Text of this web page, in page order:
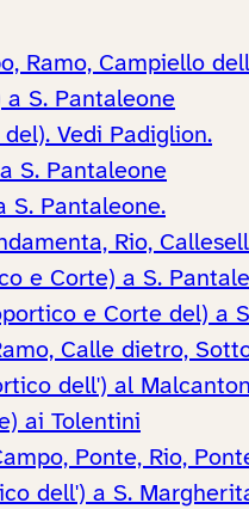
Ramo, Campiello
a S. Pantaleone
Vedi Padiglion.
S. Pantaleone
S. Pantaleone.
Rio,
e Corte) a S.
e Corte del) a
Calle dietro,
dell') al Malcanton
ai Tolentini
Ponte, Rio,
dell') a S.